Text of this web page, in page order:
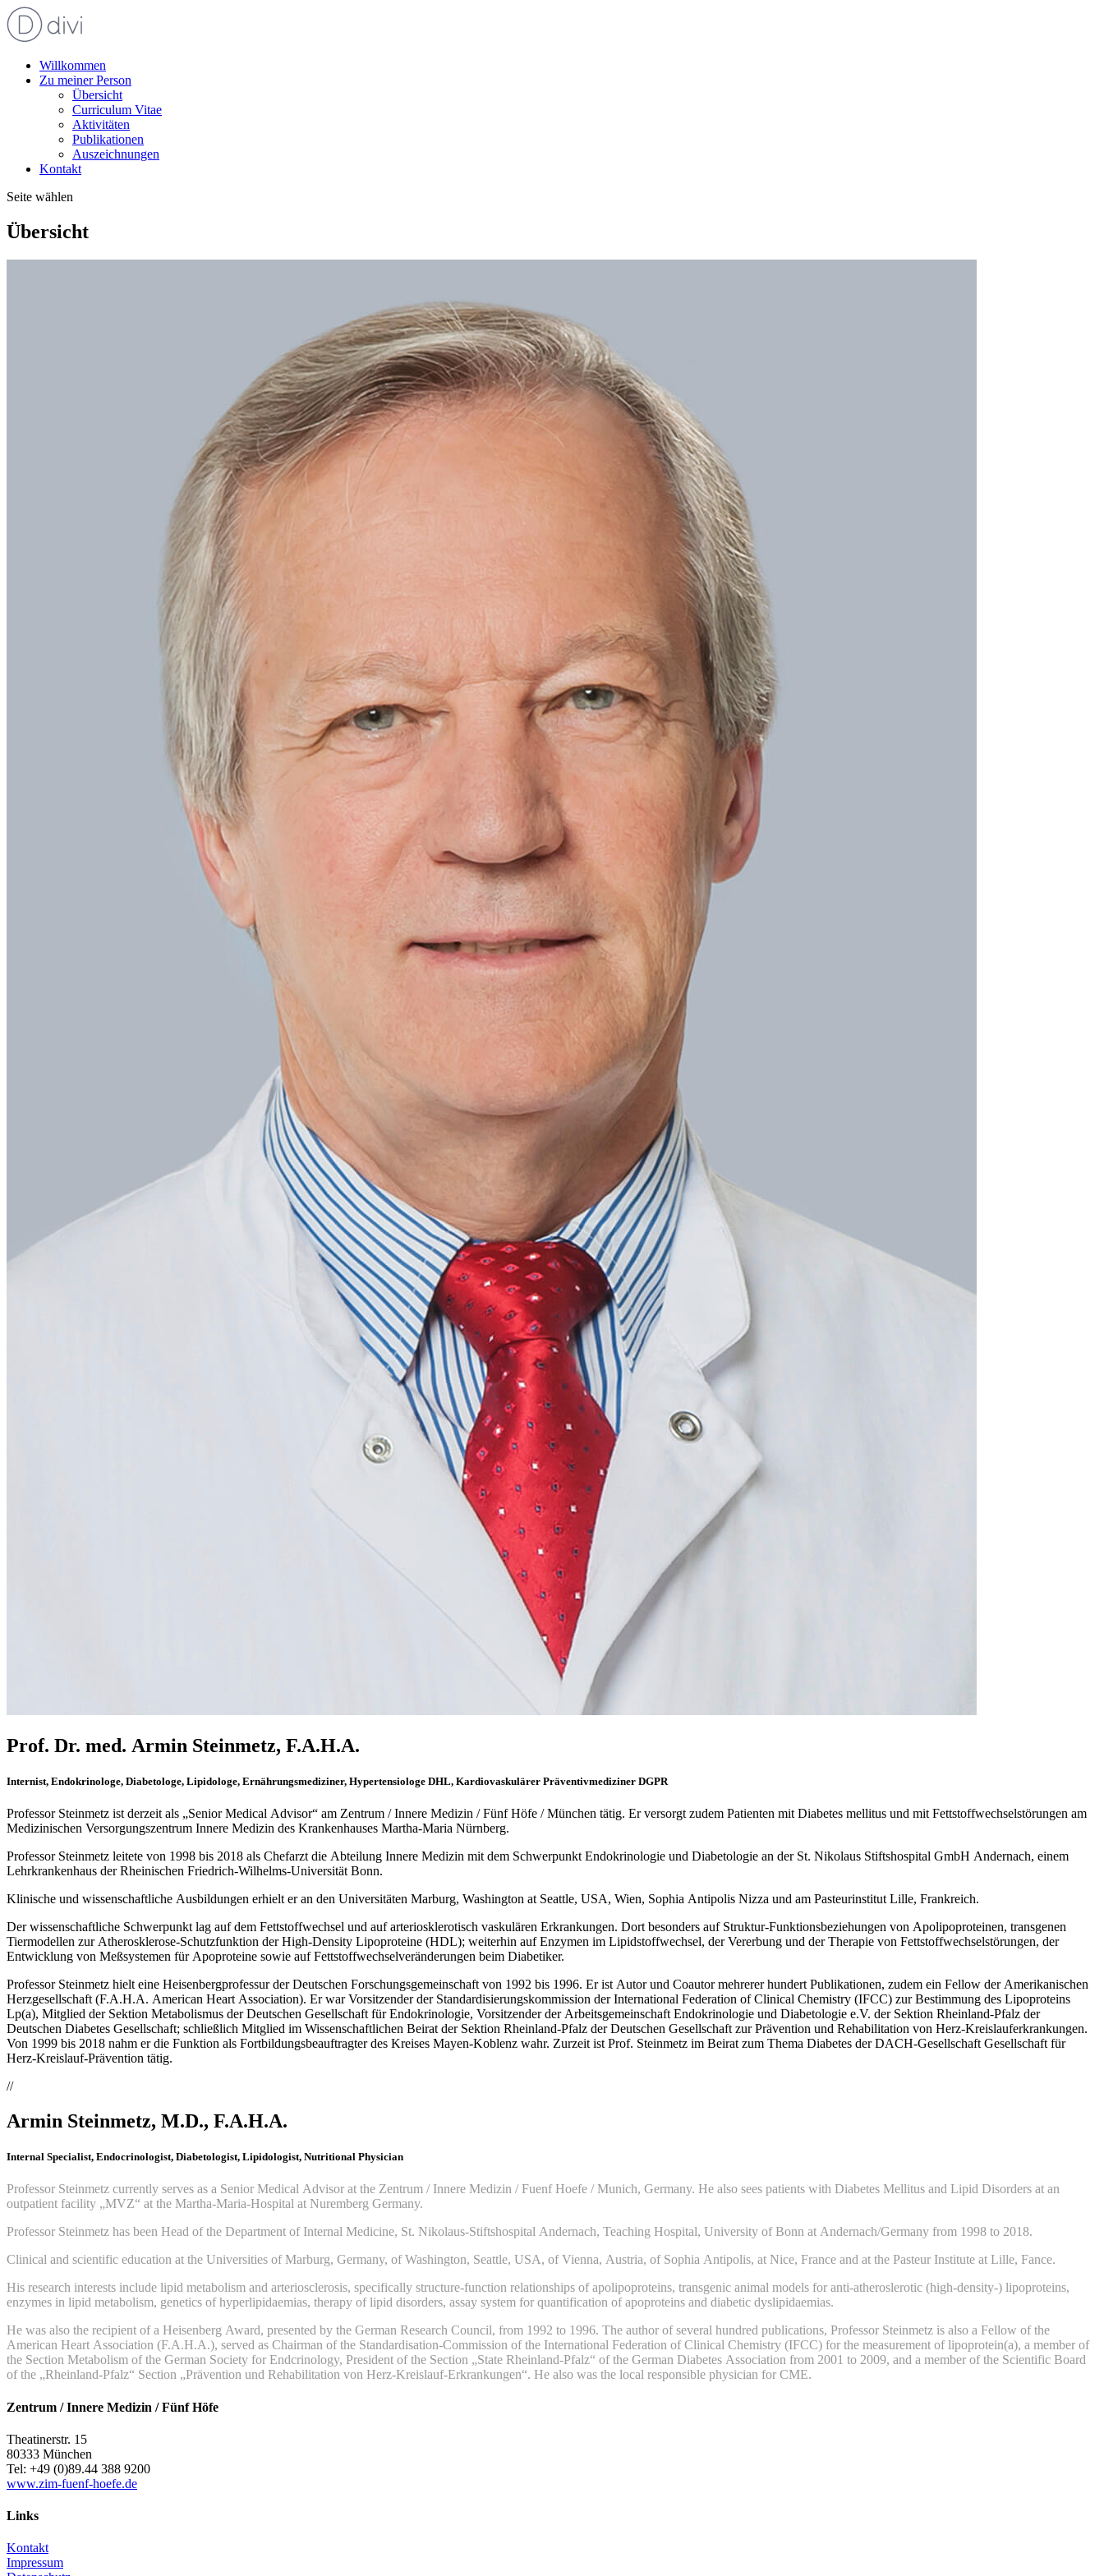
Willkommen
Zu meiner Person
Übersicht
Curriculum Vitae
Aktivitäten
Publikationen
Auszeichnungen
Kontakt
Seite wählen
Übersicht
Prof. Dr. med. Armin Steinmetz, F.A.H.A.
Internist, Endokrinologe, Diabetologe, Lipidologe, Ernährungsmediziner, Hypertensiologe DHL, Kardiovaskulärer Präventivmediziner DGPR
Professor Steinmetz ist derzeit als „Senior Medical Advisor“ am Zentrum / Innere Medizin / Fünf Höfe / München tätig. Er versorgt zudem Patienten mit Diabetes mellitus und mit Fettstoffwechselstörungen am
Medizinischen Versorgungszentrum Innere Medizin des Krankenhauses Martha-Maria Nürnberg.
Professor Steinmetz leitete von 1998 bis 2018 als Chefarzt die Abteilung Innere Medizin mit dem Schwerpunkt Endokrinologie und Diabetologie an der St. Nikolaus Stiftshospital GmbH Andernach, einem
Lehrkrankenhaus der Rheinischen Friedrich-Wilhelms-Universität Bonn.
Klinische und wissenschaftliche Ausbildungen erhielt er an den Universitäten Marburg, Washington at Seattle, USA, Wien, Sophia Antipolis Nizza und am Pasteurinstitut Lille, Frankreich.
Der wissenschaftliche Schwerpunkt lag auf dem Fettstoffwechsel und auf arteriosklerotisch vaskulären Erkrankungen. Dort besonders auf Struktur-Funktionsbeziehungen von Apolipoproteinen, transgenen
Tiermodellen zur Atherosklerose-Schutzfunktion der High-Density Lipoproteine (HDL); weiterhin auf Enzymen im Lipidstoffwechsel, der Vererbung und der Therapie von Fettstoffwechselstörungen, der
Entwicklung von Meßsystemen für Apoproteine sowie auf Fettstoffwechselveränderungen beim Diabetiker.
Professor Steinmetz hielt eine Heisenbergprofessur der Deutschen Forschungsgemeinschaft von 1992 bis 1996. Er ist Autor und Coautor mehrerer hundert Publikationen, zudem ein Fellow der Amerikanischen
Herzgesellschaft (F.A.H.A. American Heart Association). Er war Vorsitzender der Standardisierungskommission der International Federation of Clinical Chemistry (IFCC) zur Bestimmung des Lipoproteins
Lp(a), Mitglied der Sektion Metabolismus der Deutschen Gesellschaft für Endokrinologie, Vorsitzender der Arbeitsgemeinschaft Endokrinologie und Diabetologie e.V. der Sektion Rheinland-Pfalz der
Deutschen Diabetes Gesellschaft; schließlich Mitglied im Wissenschaftlichen Beirat der Sektion Rheinland-Pfalz der Deutschen Gesellschaft zur Prävention und Rehabilitation von Herz-Kreislauferkrankungen.
Von 1999 bis 2018 nahm er die Funktion als Fortbildungsbeauftragter des Kreises Mayen-Koblenz wahr. Zurzeit ist Prof. Steinmetz im Beirat zum Thema Diabetes der DACH-Gesellschaft Gesellschaft für
Herz-Kreislauf-Prävention tätig.
//
Armin Steinmetz, M.D., F.A.H.A.
Internal Specialist, Endocrinologist, Diabetologist, Lipidologist, Nutritional Physician
Professor Steinmetz currently serves as a Senior Medical Advisor at the Zentrum / Innere Medizin / Fuenf Hoefe / Munich, Germany. He also sees patients with Diabetes Mellitus and Lipid Disorders at an
outpatient facility „MVZ“ at the Martha-Maria-Hospital at Nuremberg Germany.
Professor Steinmetz has been Head of the Department of Internal Medicine, St. Nikolaus-Stiftshospital Andernach, Teaching Hospital, University of Bonn at Andernach/Germany from 1998 to 2018.
Clinical and scientific education at the Universities of Marburg, Germany, of Washington, Seattle, USA, of Vienna, Austria, of Sophia Antipolis, at Nice, France and at the Pasteur Institute at Lille, Fance.
His research interests include lipid metabolism and arteriosclerosis, specifically structure-function relationships of apolipoproteins, transgenic animal models for anti-atheroslerotic (high-density-) lipoproteins,
enzymes in lipid metabolism, genetics of hyperlipidaemias, therapy of lipid disorders, assay system for quantification of apoproteins and diabetic dyslipidaemias.
He was also the recipient of a Heisenberg Award, presented by the German Research Council, from 1992 to 1996. The author of several hundred publications, Professor Steinmetz is also a Fellow of the
American Heart Association (F.A.H.A.), served as Chairman of the Standardisation-Commission of the International Federation of Clinical Chemistry (IFCC) for the measurement of lipoprotein(a), a member of
the Section Metabolism of the German Society for Endcrinology, President of the Section „State Rheinland-Pfalz“ of the German Diabetes Association from 2001 to 2009, and a member of the Scientific Board
of the „Rheinland-Pfalz“ Section „Prävention und Rehabilitation von Herz-Kreislauf-Erkrankungen“. He also was the local responsible physician for CME.
Zentrum / Innere Medizin / Fünf Höfe
Theatinerstr. 15
80333 München
Tel: +49 (0)89.44 388 9200
www.zim-fuenf-hoefe.de
Links
Kontakt
Impressum